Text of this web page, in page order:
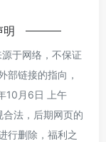
明
于网络，不保证
部链接的指向，
10月6日 上午
法，后期网页的
行删除， 福利之